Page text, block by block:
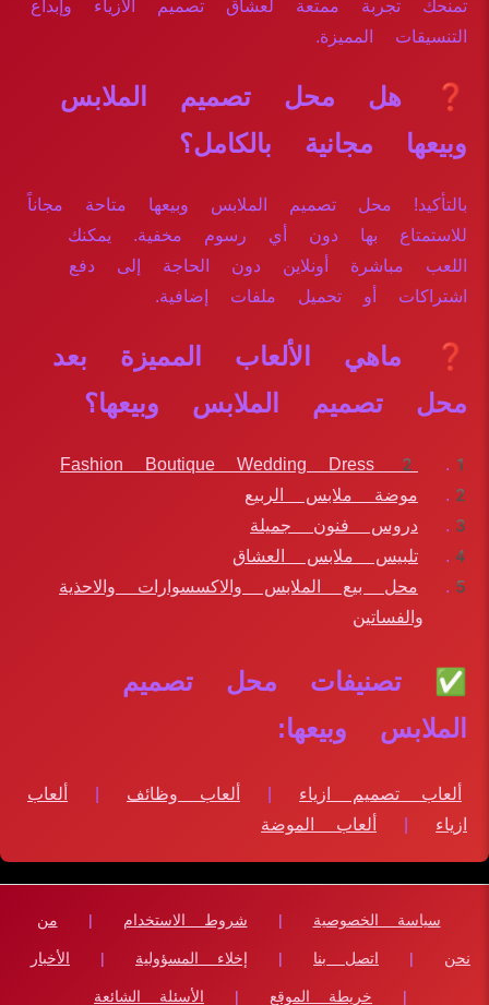
تمنحك تجربة ممتعة لعشاق تصميم الأزياء وإبداع
التنسيقات المميزة.
❓ هل محل تصميم الملابس
وبيعها مجانية بالكامل؟
بالتأكيد! محل تصميم الملابس وبيعها متاحة مجاناً
للاستمتاع بها دون أي رسوم مخفية. يمكنك
اللعب مباشرة أونلاين دون الحاجة إلى دفع
اشتراكات أو تحميل ملفات إضافية.
❓ ماهي الألعاب المميزة بعد
محل تصميم الملابس وبيعها؟
Fashion Boutique Wedding Dress 2
موضة ملابس الربيع
دروس فنون جميلة
تلبيس ملابس العشاق
محل بيع الملابس والاكسسوارات والاحذية
والفساتين
✅ تصنيفات محل تصميم
الملابس وبيعها:
ألعاب تصميم ازياء | ألعاب وظائف |
ألعاب
ازياء
| ألعاب الموضة
سياسة الخصوصية | شروط الاستخدام | من
نحن | اتصل بنا | إخلاء المسؤولية | الأخبار
| خريطة الموقع | الأسئلة الشائعة